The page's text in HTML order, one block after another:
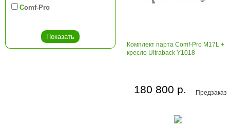
Comf-Pro
Комплект парта Comf-Pro M17L +
кресло Ultraback Y1018
Предзаказ
180 800 р.